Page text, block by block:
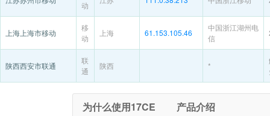
动
上海上海市移动
移
动
上海 61.153.105.46
中国浙江湖州电
信
陕西西安市联通
联
通
陕西 *
为什么使用17CE 产品介绍